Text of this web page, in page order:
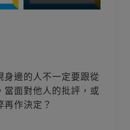
邊的人不一定要跟從
面對他人的批評，或
作決定？